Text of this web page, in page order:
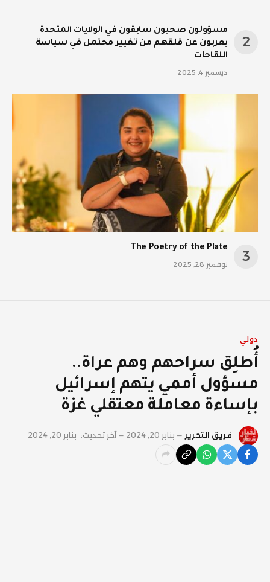
مسؤولون صحيون سابقون في الولايات المتحدة
يعربون عن قلقهم من تغيير محتمل في سياسة
اللقاحات
ديسمبر 4, 2025
The Poetry of the Plate
نوفمبر 28, 2025
دولي
أُطلِق سراحهم وهم عراة..
مسؤول أممي يتهم إسرائيل
بإساءة معاملة معتقلي غزة
فريق التحرير يناير 20, 2024 آخر تحديث: يناير 20, 2024